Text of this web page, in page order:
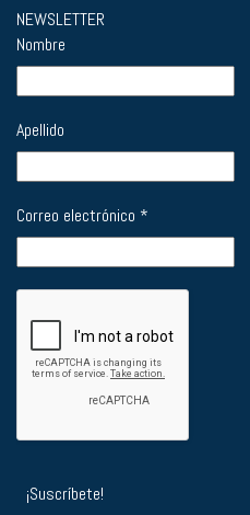
NEWSLETTER
Nombre
Apellido
Correo electrónico *